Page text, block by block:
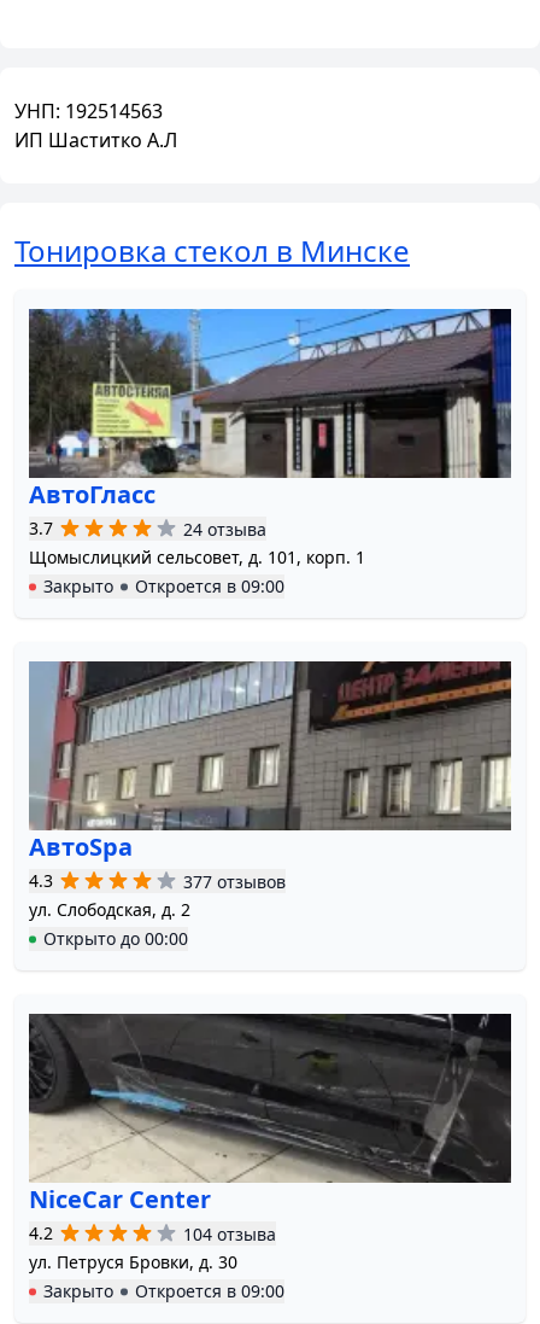
УНП: 192514563
ИП Шаститко А.Л
Тонировка стекол в Минске
АвтоГласс
3.7
24 отзыва
Щомыслицкий сельсовет, д. 101, корп. 1
Закрыто
Откроется в 09:00
АвтоSpa
4.3
377 отзывов
ул. Слободская, д. 2
Открыто до 00:00
NiceCar Center
4.2
104 отзыва
ул. Петруся Бровки, д. 30
Закрыто
Откроется в 09:00